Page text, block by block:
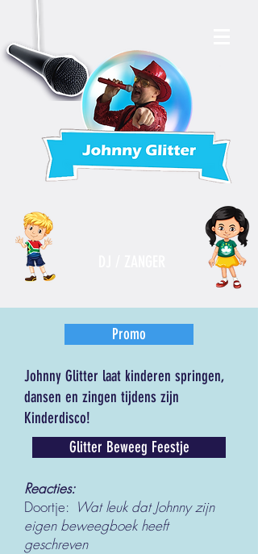
Promo
Johnny Glitter laat kinderen springen,
dansen en zingen tijdens zijn
Kinderdisco!
Glitter Beweeg Feestje
Reacties:
Doortje: Wat leuk dat Johnny zijn
eigen beweegboek heeft
geschreven